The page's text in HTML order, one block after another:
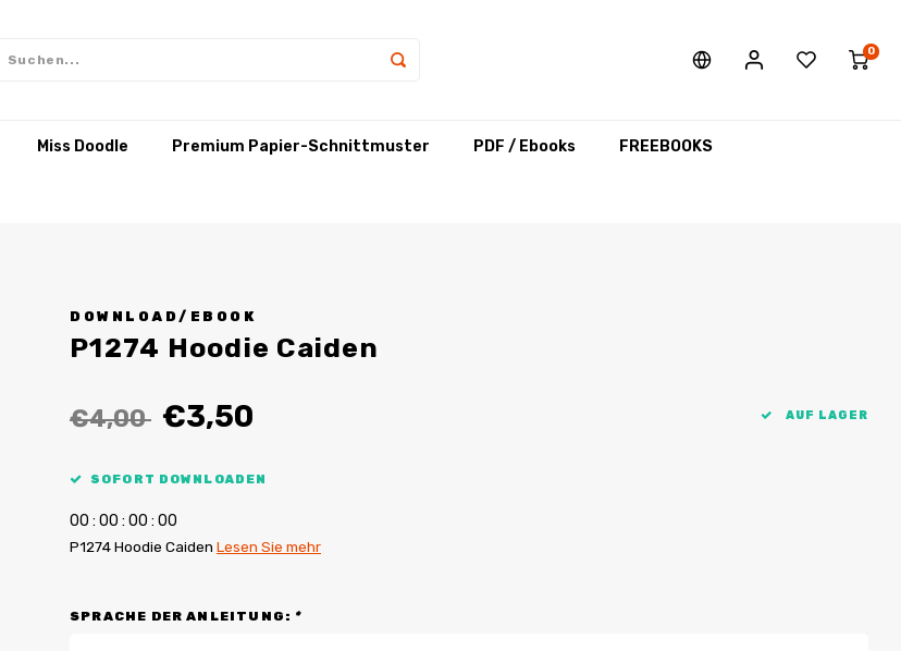
0
Miss Doodle Premium Papier-Schnittmuster PDF / Ebooks FREEBOOKS
DOWNLOAD/EBOOK
P1274 Hoodie Caiden
€4,00 €3,50 AUF LAGER
SOFORT DOWNLOADEN
00 : 00 : 00 : 00
P1274 Hoodie Caiden Lesen Sie mehr
SPRACHE DER ANLEITUNG: *